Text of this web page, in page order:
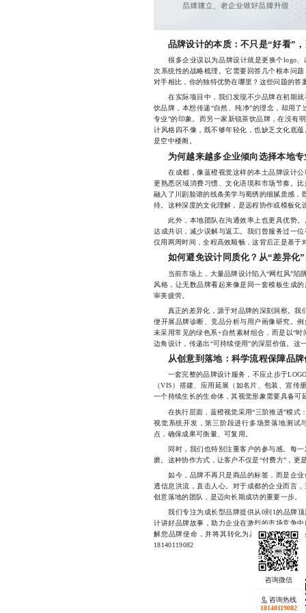
品牌设计的本质：不只是“好看”
很多企业误以为品牌设计就是更换个logo、
次系统性的战略梳理。它需要回答几个根本问
对手相比，你的独特优势在哪里？这些问题的答
在实际项目中，我们发现不少品牌在初期就
饮品牌，本想传递“自然、纯净”的理念，却用
专业”的印象。而另一家新锐茶饮品牌，在没有
计风格四不像，既不够年轻化，也缺乏文化底
是空中楼阁。
为何越来越多企业倾向选择本地
在成都，像蓝橙视觉这样的本土品牌设计公
更熟悉区域消费习惯、文化语境和市场节奏。
融入了川剧脸谱的线条美学与蜀绣的细腻质感，
待。这种深度的文化理解，是远程协作或模板化
此外，本地团队在沟通效率上也更具优势。
达成共识，减少误解与返工。我们曾服务过一
仅用两周时间，全程高效顺畅，这背后正是基于
如何避免设计同质化？从“差异化
当前市场上，大量品牌设计陷入“网红风”陷
风格，让无数品牌看起来像是同一套模板生成
审美疲劳。
真正的差异化，源于对品牌的深刻洞察。我
便开展品牌诊断、竞品分析与用户画像研究。
未采用常见的绿色系+自然素材组合，而是以“
边角设计，传递出“可持续使用”的深层价值。这
从创意到落地：科学流程保障品
一套完整的品牌设计服务，不应止步于
（VIS）搭建、应用延展（如名片、包装、宣
一个持续生长的生命体，其视觉形象需要具备可
在执行层面，蓝橙视觉采用“三阶推进”模式
视觉系统开发，第三阶段进行多场景落地测试
点，确保成果可衡量、可复用。
同时，我们也特别注重客户的参与感。每一
磨。这种协作方式，让客户不仅是“付费方”，更
如今，品牌不再只是商品的标签，而是企业
透信息洪流，直击人心。对于成都的企业而言
创意落地的团队，是迈向长期成功的重要一步。
我们专注为成长型品牌提供从0到1的品牌顶
计讲好品牌故事，助力企业在激烈的市场竞争
解您品牌使命，并将其转化为具有传播力与商
18140119082
咨询热线
18140119082